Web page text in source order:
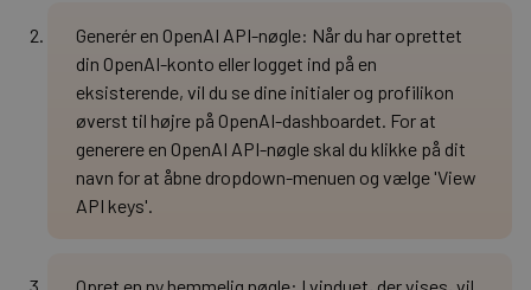
Generér en OpenAI API-nøgle: Når du har oprettet
din OpenAI-konto eller logget ind på en
eksisterende, vil du se dine initialer og profilikon
øverst til højre på OpenAI-dashboardet. For at
generere en OpenAI API-nøgle skal du klikke på dit
navn for at åbne dropdown-menuen og vælge 'View
API keys'.